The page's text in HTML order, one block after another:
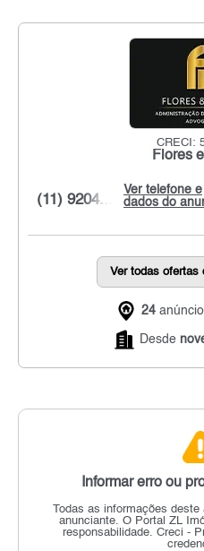
CRECI:
Flores
Ver telefone e
dados do
(11) 9204...
Ver todas ofertas
24
Desde
Informar erro ou
Todas as informações
anunciante. O Portal ZL
responsabilidade. Creci -